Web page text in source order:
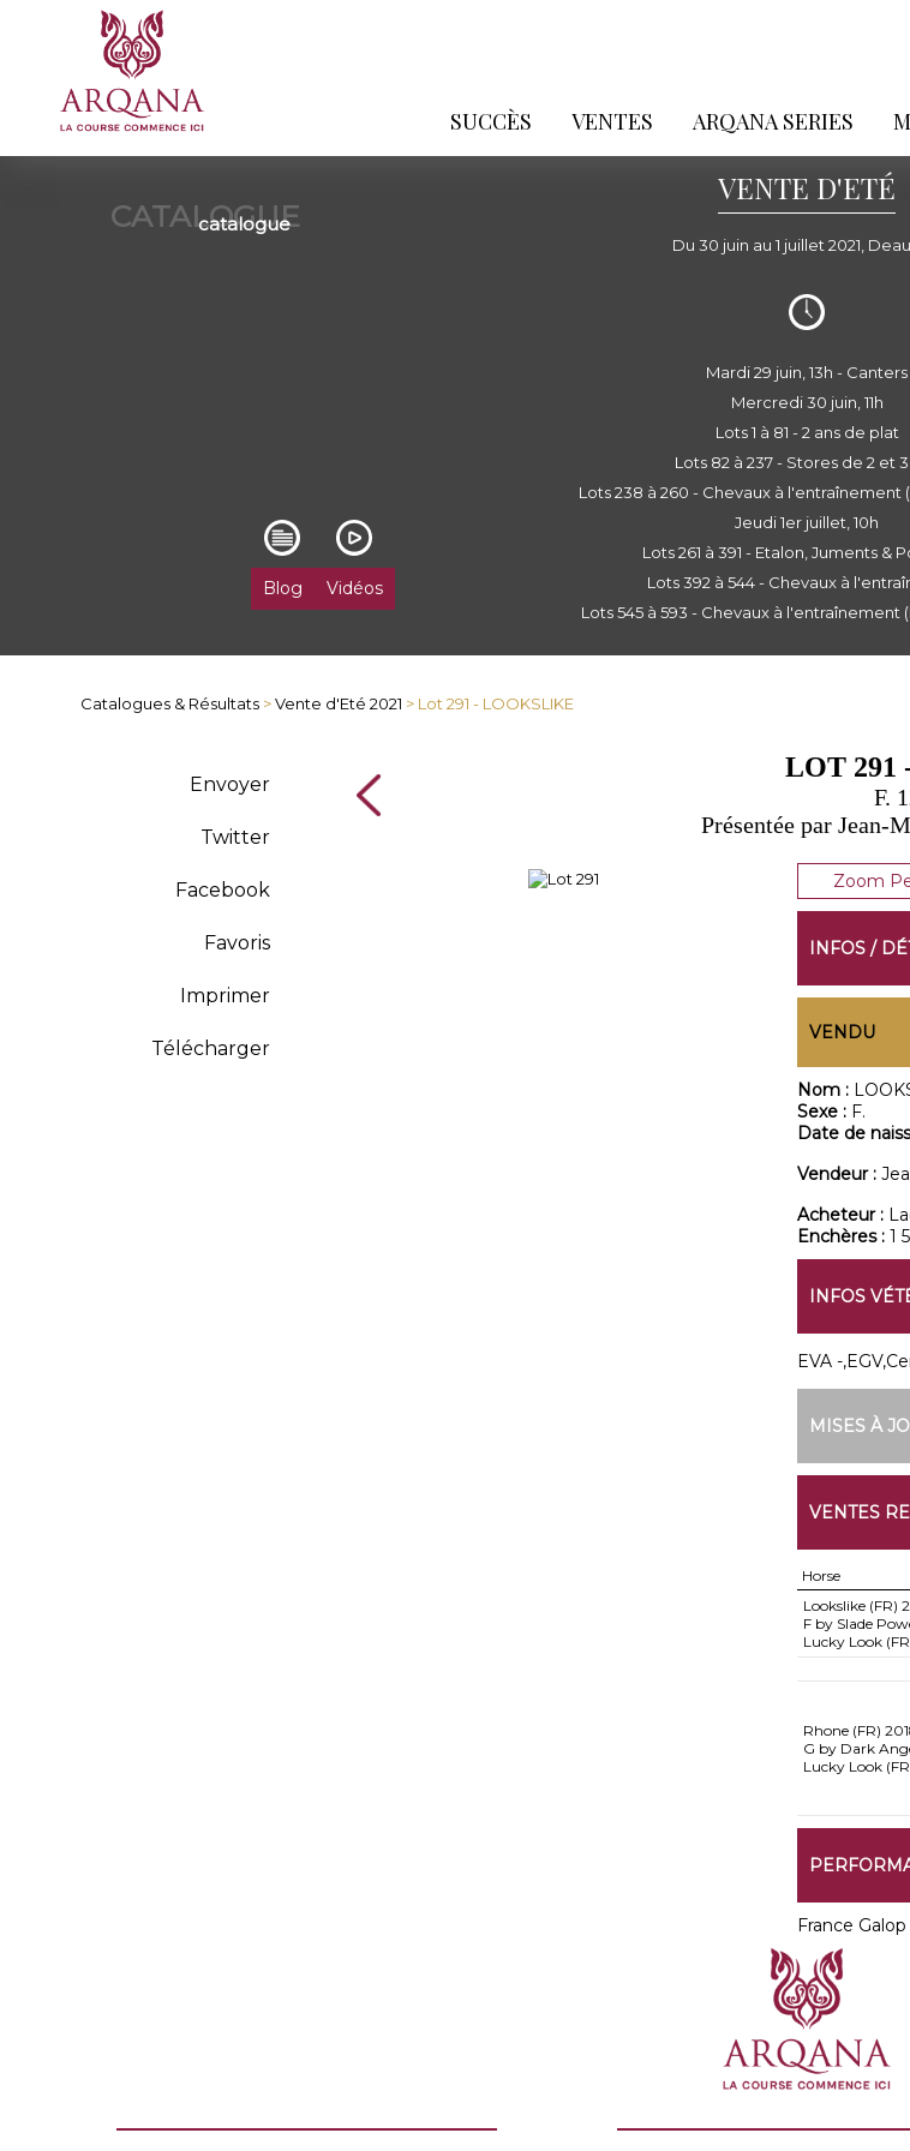
SUCCÈS VENTES ARQANA SERIES
CATALOGUE
catalogue
VENTE D'ETÉ
Du 30 juin au 1 juillet 2021,
Blog Vidéos
Mardi 29 juin, 13h - Canters
Mercredi 30 juin, 11h
Lots 1 à 81 - 2 ans de plat
Lots 82 à 237 - Stores de 2 et
Lots 238 à 260 - Chevaux à l'entraînement
Jeudi 1er juillet, 10h
Lots 261 à 391 - Etalon, Juments &
Lots 392 à 544 - Chevaux à
Lots 545 à 593 - Chevaux à l'entraînement
Catalogues & Résultats >Vente d'Eté 2021 > Lot 291 - LOOKSLIKE
Envoyer
Twitter
Facebook
Favoris
Imprimer
Télécharger
LOT 291
F.
Présentée par Jean-
Zoom
INFOS /
VENDU
Nom :
Sexe : F.
Date de
Vendeur :
Acheteur :
Enchères : 1
INFOS
EVA -
MISES À
VENTES
Horse
Lookslike (FR)
F by Slade
Lucky Look
Rhone (FR)
G by Dark
Lucky Look
France Galop